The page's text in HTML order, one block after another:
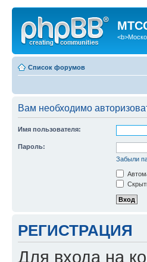
Список форумов
Вам необходимо
Имя пользователя:
Пароль:
Забыли
РЕГИСТРАЦИЯ
Для входа на